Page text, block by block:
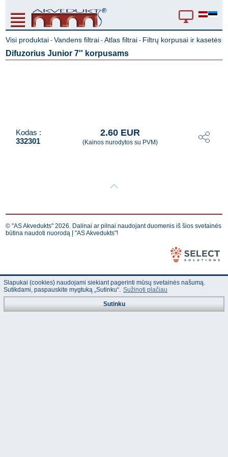
Visi produktai -Vandens filtrai -Atlas filtrai - Filtrų korpusai ir kasetės
Difuzorius Junior 7'' korpusams
Kodas :
332301
2.60 EUR
(Kainos nurodytos su PVM)
© "AS Akvedukts" 2026. Dalinai ar pilnai naudojant duomenis iš šios svetainės
būtina naudoti nuorodą Į "AS Akvedukts"!
Slapukai (cookies) naudojami siekiant pagerinti mūsų svetainės našumą.
Sutikdami, paspauskite mygtuką „Sutinku“. Sužinoti plačiau
Sutinku